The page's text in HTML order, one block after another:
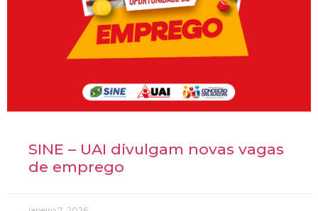
SINE – UAI divulgam novas vagas
de emprego